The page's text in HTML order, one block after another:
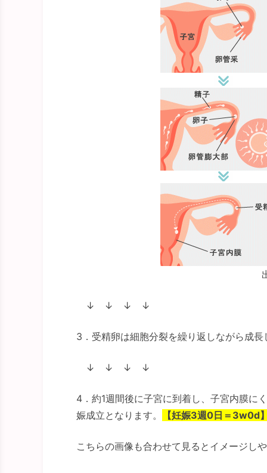
↓ ↓ ↓ ↓
3．受精卵は細胞分裂を繰り返しながら成
↓ ↓ ↓ ↓
4．約1週間後に子宮に到着し、子宮内膜に
娠成立となります。
【妊娠3週0日＝3w0d
こちらの画像も合わせて見るとイメージし